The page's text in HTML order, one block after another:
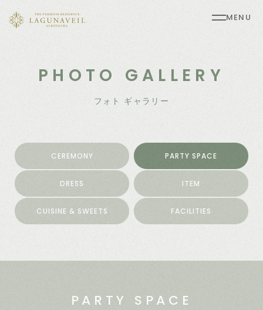
MENU
PHOTO GALLERY
フォト ギャラリー
CEREMONY PARTY SPACE
DRESS ITEM
CUISINE & SWEETS FACILITIES
PARTY SPACE